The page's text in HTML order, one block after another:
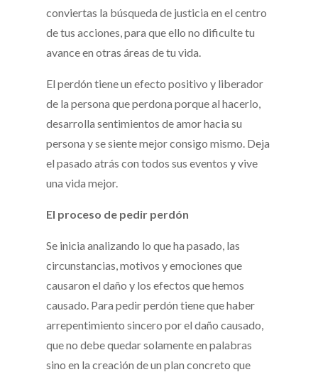
conviertas la búsqueda de justicia en el centro
de tus acciones, para que ello no dificulte tu
avance en otras áreas de tu vida.
El perdón tiene un efecto positivo y liberador
de la persona que perdona porque al hacerlo,
desarrolla sentimientos de amor hacia su
persona y se siente mejor consigo mismo. Deja
el pasado atrás con todos sus eventos y vive
una vida mejor.
El proceso de pedir perdón
Se inicia analizando lo que ha pasado, las
circunstancias, motivos y emociones que
causaron el daño y los efectos que hemos
causado. Para pedir perdón tiene que haber
arrepentimiento sincero por el daño causado,
que no debe quedar solamente en palabras
sino en la creación de un plan concreto que